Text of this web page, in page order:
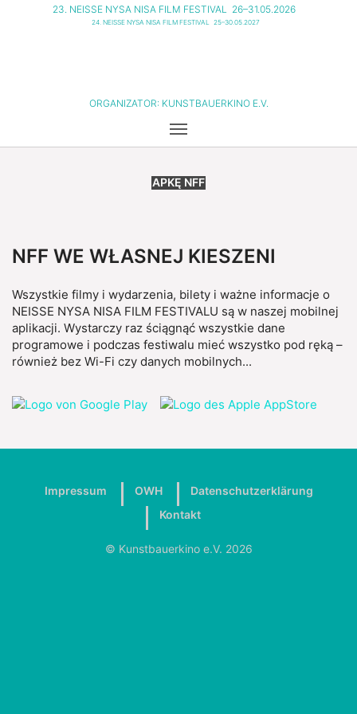
23. NEISSE NYSA NISA FILM FESTIVAL 26–31.05.2026
24. NEISSE NYSA NISA FILM FESTIVAL 25–30.05.2027
ORGANIZATOR: KUNSTBAUERKINO E.V.
APKĘ NFF
NFF WE WŁASNEJ KIESZENI
Wszystkie filmy i wydarzenia, bilety i ważne informacje o
NEISSE NYSA NISA FILM FESTIVALU są w naszej mobilnej
aplikacji. Wystarczy raz ściągnąć wszystkie dane
programowe i podczas festiwalu mieć wszystko pod ręką –
również bez Wi-Fi czy danych mobilnych...
Impressum OWH
Datenschutzerklärung
Kontakt
© Kunstbauerkino e.V. 2026